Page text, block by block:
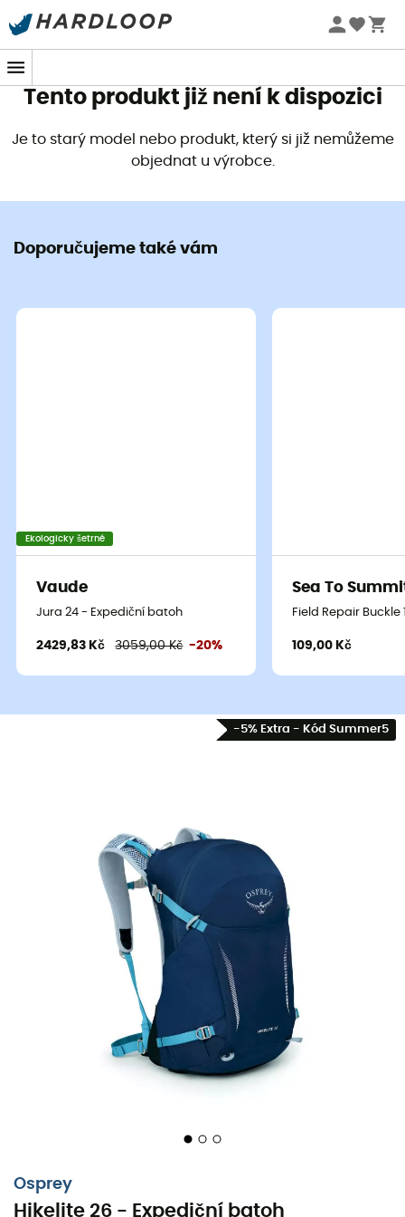
Letní akce 🔥 -5 % EXTRA při nákupu 2 produktů* s kódem
Tento produkt již není k dispozici
Je to starý model nebo produkt, který si již nemůžeme
objednat u výrobce.
Doporučujeme také vám
Ekologicky šetrné
Vaude
Jura 24 - Expediční batoh
2429,83 Kč 3059,00 Kč -20%
Sea To
Field Repair Buckle
109,00 Kč
-5% Extra - Kód Summer5
Osprey
Hikelite 26 - Expediční batoh
Expediční batoh Hikelite 26, navržený společností